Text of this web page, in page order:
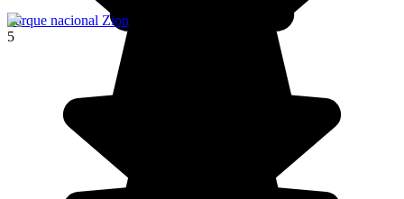
Parque nacional Zion
5